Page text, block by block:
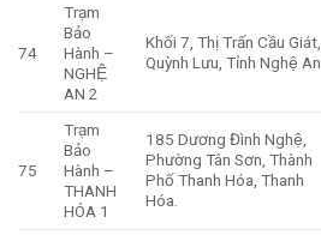
74
Trạm
Bảo
Hành –
NGHỆ
AN 2
Khối 7, Thị Trấn Cầu Giát,
Quỳnh Lưu, Tỉnh Nghệ An
75
Trạm
Bảo
Hành –
THANH
HÓA 1
185 Dương Đình Nghệ,
Phường Tân Sơn, Thành
Phố Thanh Hóa, Thanh
Hóa.